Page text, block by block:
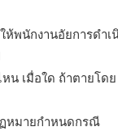
ห้พนักงานอัยการดำเ
น เมื่อใด ถ้าตายโดย
ฏหมายกำหนดกรณี